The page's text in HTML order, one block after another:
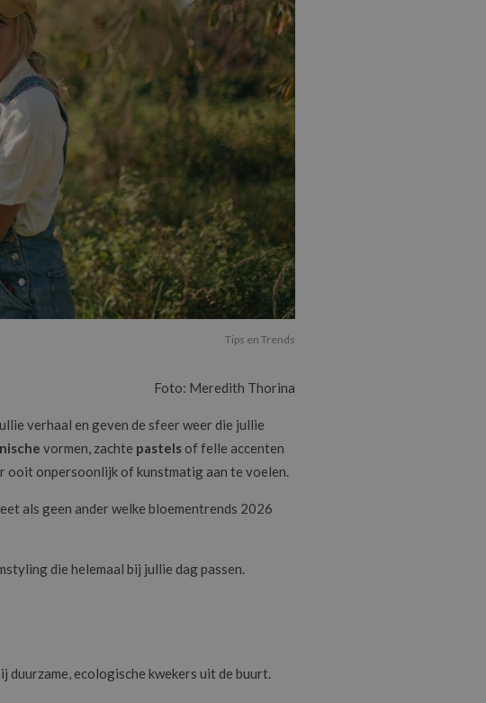
Tips en Trends
Foto: Meredith Thorina
verhaal en geven de sfeer weer die jullie
vormen, zachte pastels of felle accenten
ooit onpersoonlijk of kunstmatig aan te voelen.
als geen ander welke bloementrends 2026
die helemaal bij jullie dag passen.
duurzame, ecologische kwekers uit de buurt.